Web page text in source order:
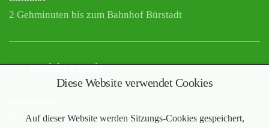
2 Gehminuten bis zum Bahnhof Bürstadt
Produkt-Details
Mo – Sa:10:00 – 20:00 Uhr
Diese Website verwendet Cookies
Auf dieser Website werden Sitzungs-Cookies gespeichert,